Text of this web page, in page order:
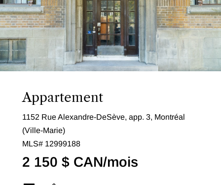
Appartement
1152 Rue Alexandre-DeSève, app. 3, Montréal
(Ville-Marie)
MLS# 12999188
2 150 $ CAN/mois